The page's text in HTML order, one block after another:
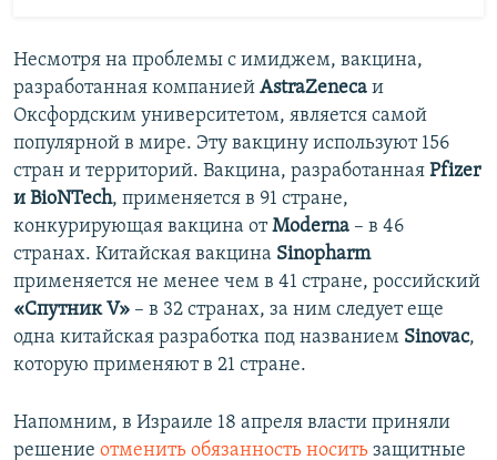
Несмотря на проблемы с имиджем, вакцина,
разработанная компанией AstraZeneca и
Оксфордским университетом, является самой
популярной в мире. Эту вакцину используют 156
стран и территорий. Вакцина, разработанная Pfizer
и BioNTech, применяется в 91 стране,
конкурирующая вакцина отModerna – в 46
странах. Китайская вакцина Sinopharm
применяется не менее чем в 41 стране, российский
«Спутник V» – в 32 странах, за ним следует еще
одна китайская разработка под названием Sinovac,
которую применяют в 21 стране.
Напомним, в Израиле 18 апреля власти приняли
решение отменить обязанность носить защитные